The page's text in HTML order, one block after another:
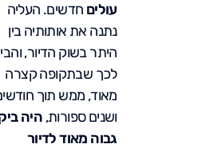
עולים חדשים. העליה
נתנה את אותותיה בין
היתר בשוק הדיור,
לכך שבתקופה קצרה
מאוד, ממש תוך
ושנים ספורות, היה
גבוה מאוד לדיור